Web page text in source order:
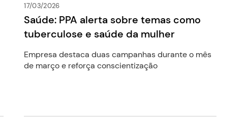
17/03/2026
Saúde: PPA alerta sobre temas como
tuberculose e saúde da mulher
Empresa destaca duas campanhas durante o mês
de março e reforça conscientização